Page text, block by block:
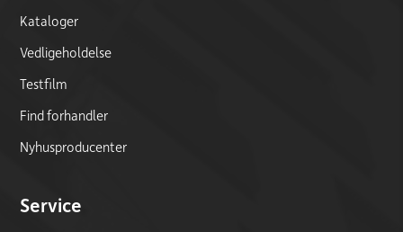
Kataloger
Vedligeholdelse
Testfilm
Find forhandler
Nyhusproducenter
Service